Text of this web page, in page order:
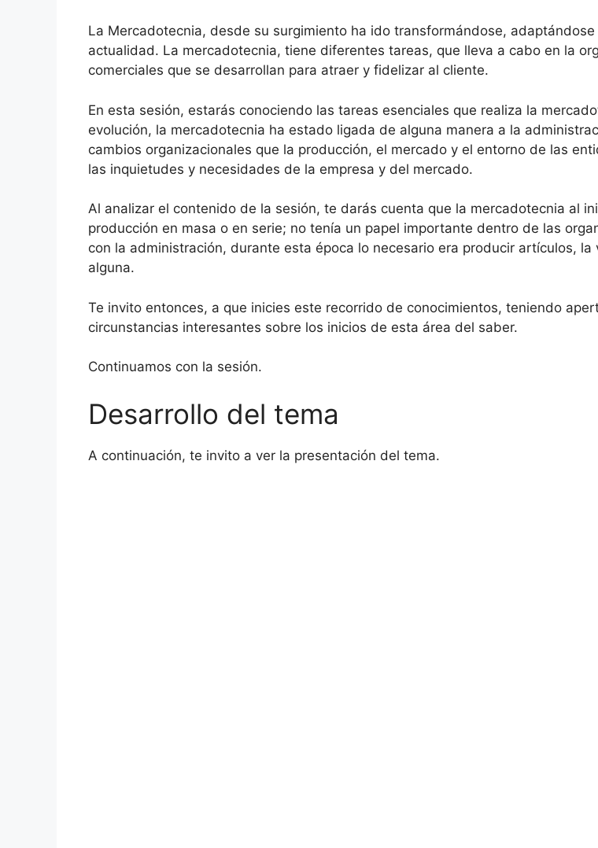
La Mercadotecnia, desde su surgimiento ha ido transformándose,
actualidad. La mercadotecnia, tiene diferentes tareas, que lleva a cabo en la
comerciales que se desarrollan para atraer y fidelizar al cliente.
En esta sesión, estarás conociendo las tareas esenciales que realiza la
evolución, la mercadotecnia ha estado ligada de alguna manera a la
cambios organizacionales que la producción, el mercado y el entorno de las
las inquietudes y necesidades de la empresa y del mercado.
Al analizar el contenido de la sesión, te darás cuenta que la mercadotecnia al
producción en masa o en serie; no tenía un papel importante dentro de las
con la administración, durante esta época lo necesario era producir artículos,
alguna.
Te invito entonces, a que inicies este recorrido de conocimientos, teniendo
circunstancias interesantes sobre los inicios de esta área del saber.
Continuamos con la sesión.
Desarrollo del tema
A continuación, te invito a ver la presentación del tema.